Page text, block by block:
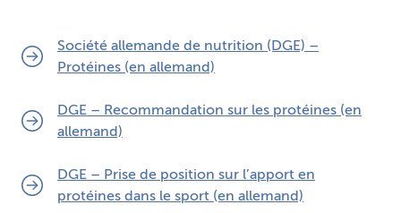
Société allemande de nutrition (DGE) –
Protéines (en allemand)
DGE – Recommandation sur les protéines (en
allemand)
DGE – Prise de position sur l’apport en
protéines dans le sport (en allemand)